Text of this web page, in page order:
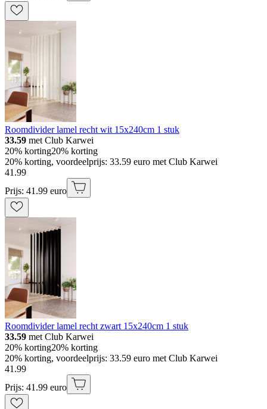
Roomdivider lamel recht wit 15x240cm 1 stuk
33.59 met Club Karwei
20% korting20% korting
20% korting, voordeelprijs: 33.59 euro met Club Karwei
41 .99
Prijs: 41.99 euro
Roomdivider lamel recht zwart 15x240cm 1 stuk
33.59 met Club Karwei
20% korting20% korting
20% korting, voordeelprijs: 33.59 euro met Club Karwei
41 .99
Prijs: 41.99 euro